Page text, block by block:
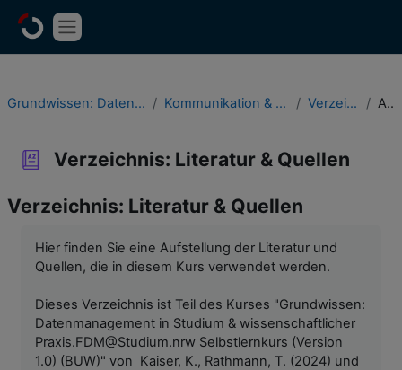
Website-Übersicht
Grundwissen: Datenmanagement in Studium & wissenschaftlicher Praxis Kommunikation & Feedback, Verzeichnisse & Informationsressourcen Verzeichnis: Literatur & Quellen Alphabetisch
Verzeichnis: Literatur & Quellen
Verzeichnis: Literatur & Quellen
Hier finden Sie eine Aufstellung der Literatur und
Quellen, die in diesem Kurs verwendet werden.
Dieses Verzeichnis ist Teil des Kurses "Grundwissen:
Datenmanagement in Studium & wissenschaftlicher
Praxis.FDM@Studium.nrw Selbstlernkurs (Version
1.0) (BUW)" von Kaiser, K., Rathmann, T. (2024) und